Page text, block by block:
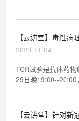
【云讲堂】毒性病
2020-11-04
TCR试验是抗体药
29日晚19:00--20:00
因素及优化诀窍，
悟，欢迎观看回放
【云讲堂】针对